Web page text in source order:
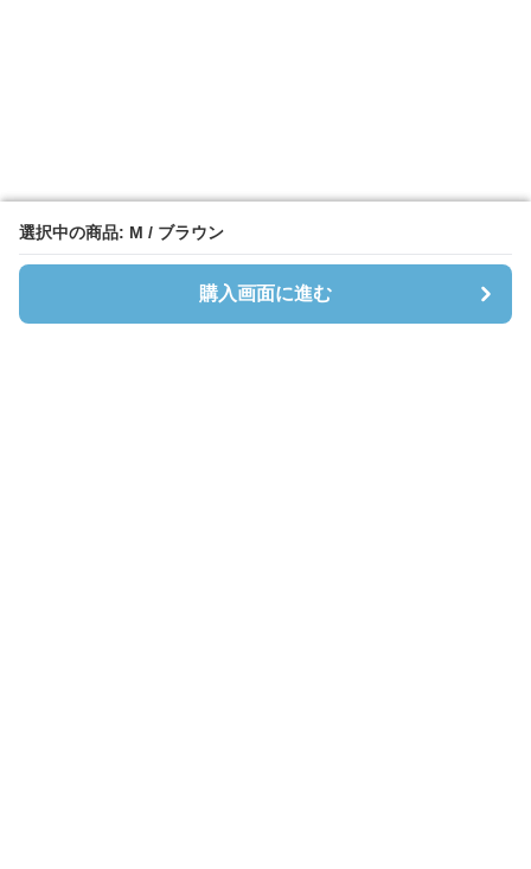
選択中の商品: M / ブラウン
購入画面に進む
選択中の商品: M / ブラウン
購入画面に進む